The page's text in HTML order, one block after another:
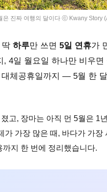
진짜 여행의 달이다 ⓒ Kwany Story
딱 하루만 쓰면 5일 연휴가
4일 월요일 하나만 비우
체공휴일까지 — 5월 한
고, 장마는 아직 먼 5월은 1
가장 많은 때, 바다가 가장
까지 한 번에 정리했습니다.